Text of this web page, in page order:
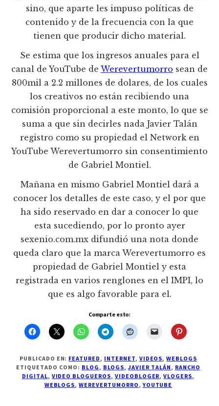
sino, que aparte les impuso políticas de
contenido y de la frecuencia con la que
tienen que producir dicho material.
Se estima que los ingresos anuales para el
canal de YouTube de Werevertumorro sean de
800mil a 2.2 millones de dolares, de los cuales
los creativos no están recibiendo una
comisión proporcional a este monto, lo que se
suma a que sin decirles nada Javier Talán
registro como su propiedad el Network en
YouTube Werevertumorro sin consentimiento
de Gabriel Montiel.
Mañana en mismo Gabriel Montiel dará a
conocer los detalles de este caso, y el por que
ha sido reservado en dar a conocer lo que
esta sucediendo, por lo pronto ayer
sexenio.com.mx difundió una nota donde
queda claro que la marca Werevertumorro es
propiedad de Gabriel Montiel y esta
registrada en varios renglones en el IMPI, lo
que es algo favorable para el.
Comparte esto:
PUBLICADO EN: FEATURED , INTERNET, VIDEOS,WEBLOGS
ETIQUETADO COMO: BLOG , BLOGS,JAVIER TALÁN , RANCHO
DIGITAL, VIDEO BLOGUEROS, VIDEOBLOGER,VLOGERS,
WEBLOGS,WEREVERTUMORRO ,YOUTUBE